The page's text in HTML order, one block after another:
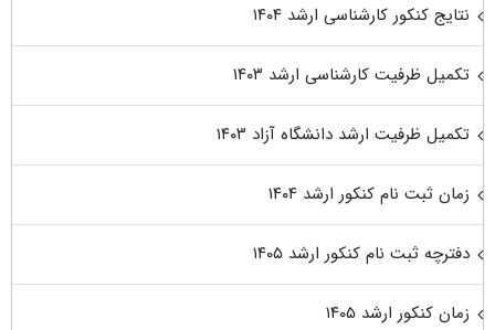
نتایج کنکور کارشناسی ارشد ۱۴۰۴
تکمیل ظرفیت کارشناسی ارشد ۱۴۰۳
تکمیل ظرفیت ارشد دانشگاه آزاد ۱۴۰۳
زمان ثبت نام کنکور ارشد ۱۴۰۴
دفترچه ثبت نام کنکور ارشد ۱۴۰۵
زمان کنکور ارشد ۱۴۰۵